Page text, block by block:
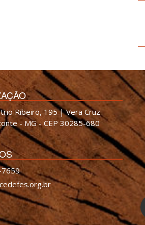
Ribeiro, 195 | Vera Cruz
- MG - CEP 30285-680